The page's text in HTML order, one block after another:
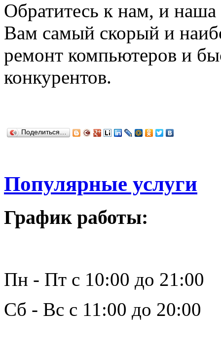
Обратитесь к нам, и наша
Вам самый скорый и
ремонт компьютеров и
конкурентов.
Поделиться…
Популярные услуги
График работы:
Пн - Пт с 10:00 до 21:00
Сб - Вс с 11:00 до 20:00